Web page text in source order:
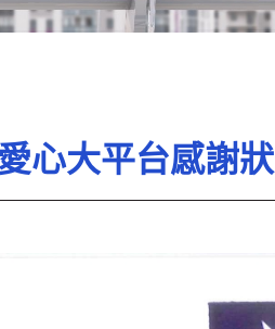
心大平台感謝狀